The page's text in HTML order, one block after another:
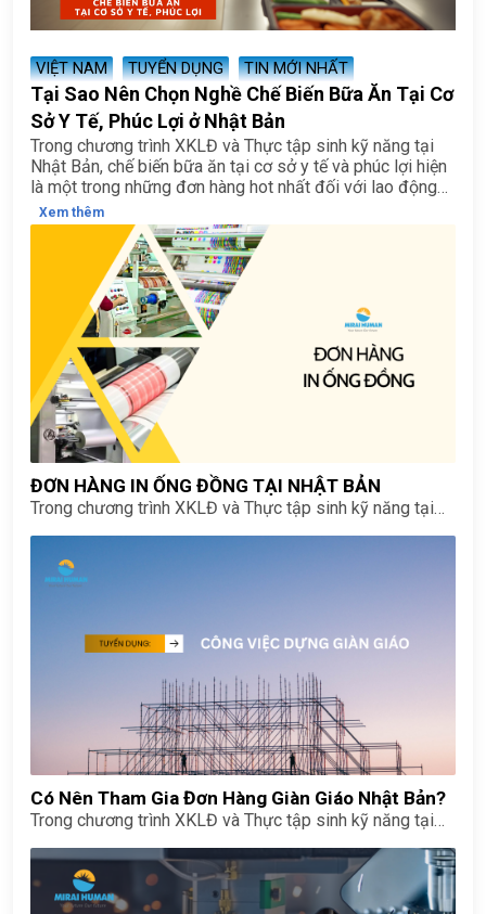
VIỆT NAM TUYỂN DỤNG TIN MỚI NHẤT
Tại Sao Nên Chọn Nghề Chế Biến Bữa Ăn Tại Cơ
Sở Y Tế, Phúc Lợi ở Nhật Bản
Trong chương trình XKLĐ và Thực tập sinh kỹ năng tại
Nhật Bản, chế biến bữa ăn tại cơ sở y tế và phúc lợi hiện
là một trong những đơn hàng hot nhất đối với lao động
nữ nhờ điều kiện làm việc nhẹ nhàng, thu nhập ổn định và
nhiều ưu thế vượt trội.
Xem thêm
ĐƠN HÀNG IN ỐNG ĐỒNG TẠI NHẬT BẢN
Trong chương trình XKLĐ và Thực tập sinh kỹ năng tại
nữ nhờ điều kiện làm việc nhẹ nhàng, thu nhập ổn định và
nhiều ưu thế vượt trội.
Có Nên Tham Gia Đơn Hàng Giàn Giáo Nhật Bản?
Trong chương trình XKLĐ và Thực tập sinh kỹ năng tại
là một trong những đơn hàng hot nhất đối với lao động
nữ nhờ điều kiện làm việc nhẹ nhàng, thu nhập ổn định và
nhiều ưu thế vượt trội.